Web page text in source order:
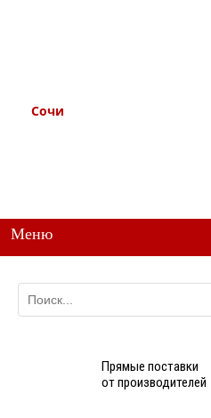
Сочи
Меню
Прямые поставки
от производителей